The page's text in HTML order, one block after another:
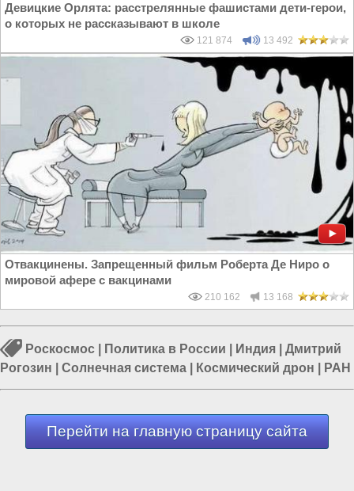
Девицкие Орлята: расстрелянные фашистами дети-герои,
о которых не рассказывают в школе
121 874 13 492
Отвакцинены. Запрещенный фильм Роберта Де Ниро о
мировой афере с вакцинами
210 162 13 168
Роскосмос Политика в России Индия
Дмитрий
Рогозин
Солнечная система Космический дрон РАН
Перейти на главную страницу сайта